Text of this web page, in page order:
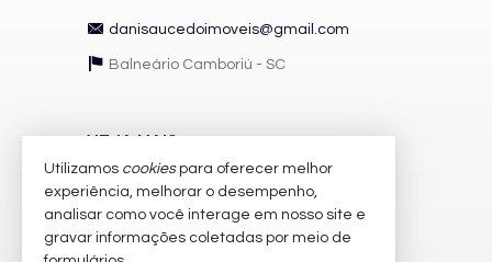
Móveis Planejados
Características do Empreendimento
Hall Decorado e Mobiliado
danisaucedoimoveis@gmail.com
Balneário Camboriú - SC
VEJA MAIS
receba nosso newsletter
cadastre seu imóvel
imóveis favoritos
Utilizamos cookiespara oferecer melhor
experiência, melhorar o desempenho,
analisar como você interage em nosso site e
gravar informações coletadas por meio de